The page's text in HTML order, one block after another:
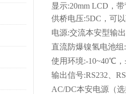
显示:20mm LCD，
供桥电压:5DC，可
电源:交流本安型输
直流防爆镍氢电池组
使用环境:-10~40℃，
输出信号:RS232、
AC/DC本安电源（